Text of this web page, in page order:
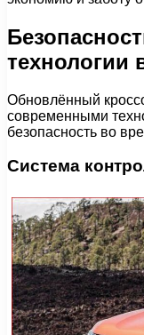
технологии
Обновлённый
современными
безопасность во
Система